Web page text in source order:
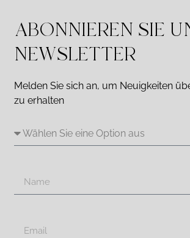
ABONNIEREN SIE
NEWSLETTER
Melden Sie sich an, um Neuigkeiten
zu erhalten